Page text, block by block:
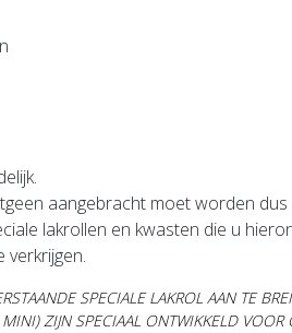
aangebracht moet worden
lakrollen en kwasten die u
verkrijgen.
SPECIALE LAKROL AAN TE
ZIJN SPECIAAL ONTWIKKELD